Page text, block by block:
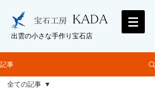
出雲の小さな手作り宝石店
記事
全ての記事